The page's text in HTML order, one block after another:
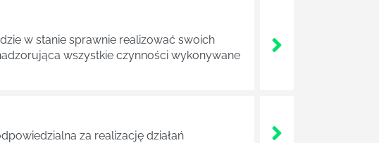
w stanie sprawnie realizować swoich
wszystkie czynności wykonywane
za realizację działań